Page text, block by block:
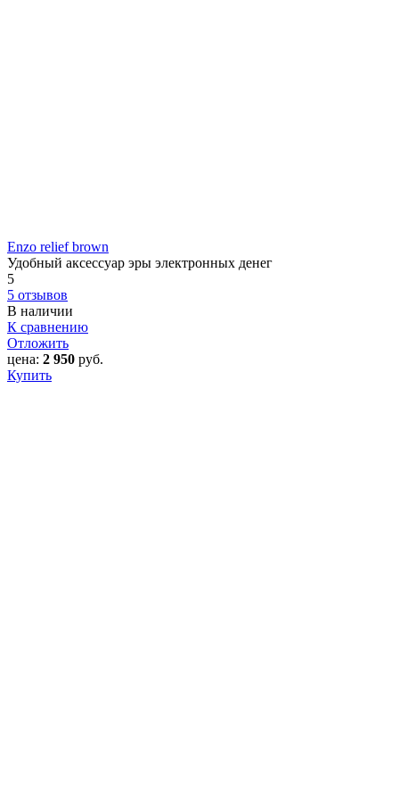
Enzo relief brown
Удобный аксессуар эры электронных денег
5
5 отзывов
В наличии
К сравнению
Отложить
цена: 2 950 руб.
Купить